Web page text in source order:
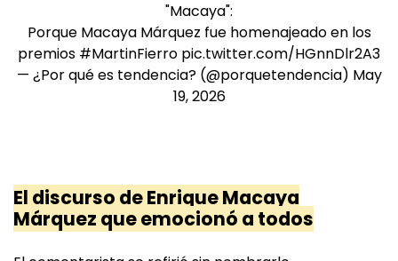
"Macaya":
Porque Macaya Márquez fue homenajeado en los
premios #MartinFierro pic.twitter.com/HGnnDlr2A3
— ¿Por qué es tendencia? (@porquetendencia) May
19, 2026
El discurso de Enrique Macaya
Márquez que emocionó a todos